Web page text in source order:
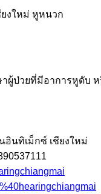
าผู้ป่วยที่มีอาการหูดับ
นทิเม็กซ์ เชียงใหม่